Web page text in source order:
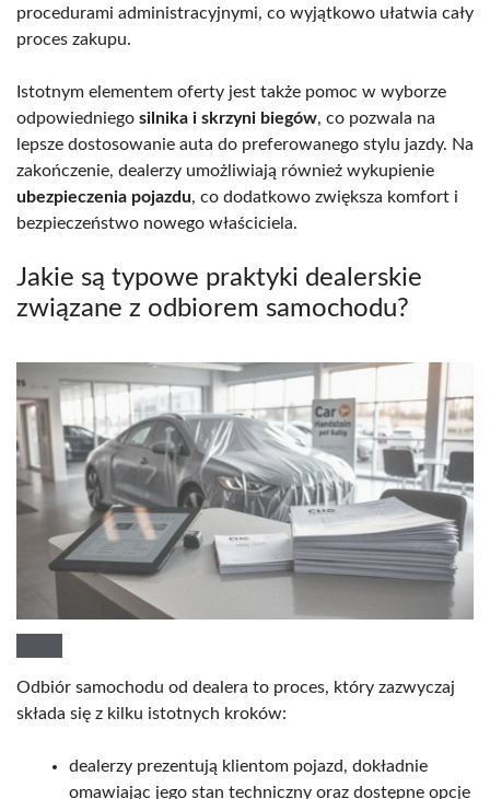
procedurami administracyjnymi, co wyjątkowo ułatwia cały
proces zakupu.
Istotnym elementem oferty jest także pomoc w wyborze
odpowiedniego silnika i skrzyni biegów, co pozwala na
lepsze dostosowanie auta do preferowanego stylu jazdy. Na
zakończenie, dealerzy umożliwiają również wykupienie
ubezpieczenia pojazdu, co dodatkowo zwiększa komfort i
bezpieczeństwo nowego właściciela.
Jakie są typowe praktyki dealerskie
związane z odbiorem samochodu?
Odbiór samochodu od dealera to proces, który zazwyczaj
składa się z kilku istotnych kroków:
dealerzy prezentują klientom pojazd, dokładnie
omawiając jego stan techniczny oraz dostępne opcje